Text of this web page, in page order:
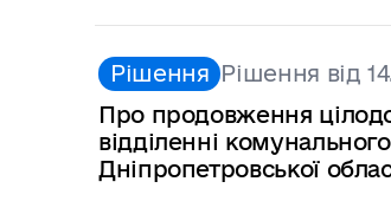
Рішення Рішення від
Про продовження
відділенні
Дніпропетровської